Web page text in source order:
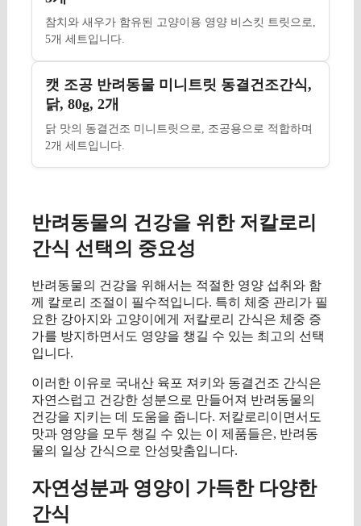
참치와 새우가 함유된 고양이용 영양 비스킷 트릿으로,
5개 세트입니다.
캣 조공 반려동물 미니트릿 동결건조간식,
닭, 80g, 2개
닭 맛의 동결건조 미니트릿으로, 조공용으로 적합하며
2개 세트입니다.
반려동물의 건강을 위한 저칼로리
간식 선택의 중요성
반려동물의 건강을 위해서는 적절한 영양 섭취와 함
께 칼로리 조절이 필수적입니다. 특히 체중 관리가 필
요한 강아지와 고양이에게 저칼로리 간식은 체중 증
가를 방지하면서도 영양을 챙길 수 있는 최고의 선택
입니다.
이러한 이유로 국내산 육포 져키와 동결건조 간식은
자연스럽고 건강한 성분으로 만들어져 반려동물의
건강을 지키는 데 도움을 줍니다. 저칼로리이면서도
맛과 영양을 모두 챙길 수 있는 이 제품들은, 반려동
물의 일상 간식으로 안성맞춤입니다.
자연성분과 영양이 가득한 다양한
간식